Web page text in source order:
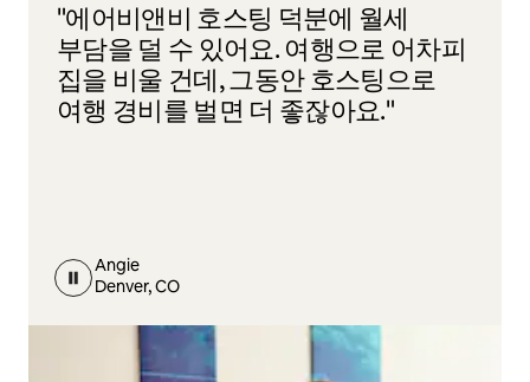
"에어비앤비 호스팅 덕분에 월세
부담을 덜 수 있어요. 여행으로 어차피
집을 비울 건데, 그동안 호스팅으로
여행 경비를 벌면 더 좋잖아요."
Angie
Denver, CO